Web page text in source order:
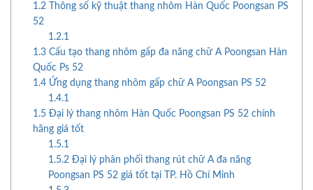
1.2 Thông số kỹ thuật thang nhôm Hàn Quốc Poongsan PS
52
1.2.1
1.3 Cấu tạo thang nhôm gấp đa năng chữ A Poongsan Hàn
Quốc Ps 52
1.4 Ứng dụng thang nhôm gấp chữ A Poongsan PS 52
1.4.1
1.5 Đại lý thang nhôm Hàn Quốc Poongsan PS 52 chính
hãng giá tốt
1.5.1
1.5.2 Đại lý phân phối thang rút chữ A đa năng
Poongsan PS 52 giá tốt tại TP. Hồ Chí Minh